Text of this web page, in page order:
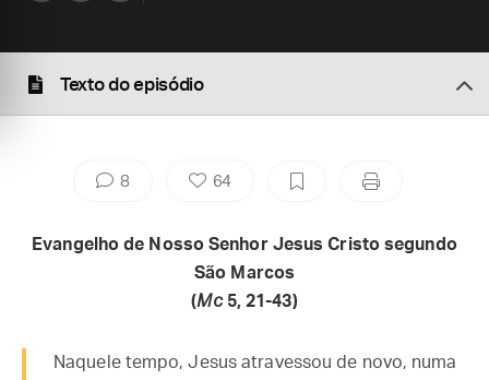
Texto do episódio
8 64
Evangelho de Nosso Senhor Jesus Cristo segundo
São Marcos
(Mc5, 21-43)
Naquele tempo, Jesus atravessou de novo, numa